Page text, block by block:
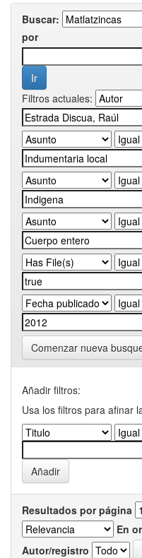
Buscar:
por
Filtros actuales:
Comenzar nueva
Añadir filtros:
Usa los filtros para afinar
Resultados por página
En
Autor/registro